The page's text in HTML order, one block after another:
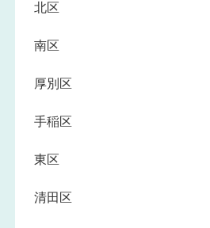
北区
南区
厚別区
手稲区
東区
清田区